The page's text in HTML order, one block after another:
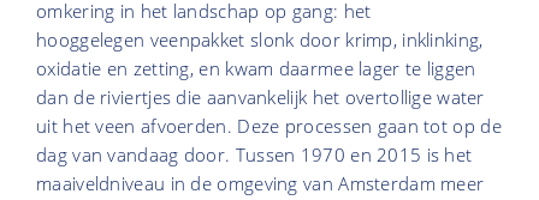
omkering in het landschap op gang: het
hooggelegen veenpakket slonk door krimp, inklinking,
oxidatie en zetting, en kwam daarmee lager te liggen
dan de riviertjes die aanvankelijk het overtollige water
uit het veen afvoerden. Deze processen gaan tot op de
dag van vandaag door. Tussen 1970 en 2015 is het
maaiveldniveau in de omgeving van Amsterdam meer